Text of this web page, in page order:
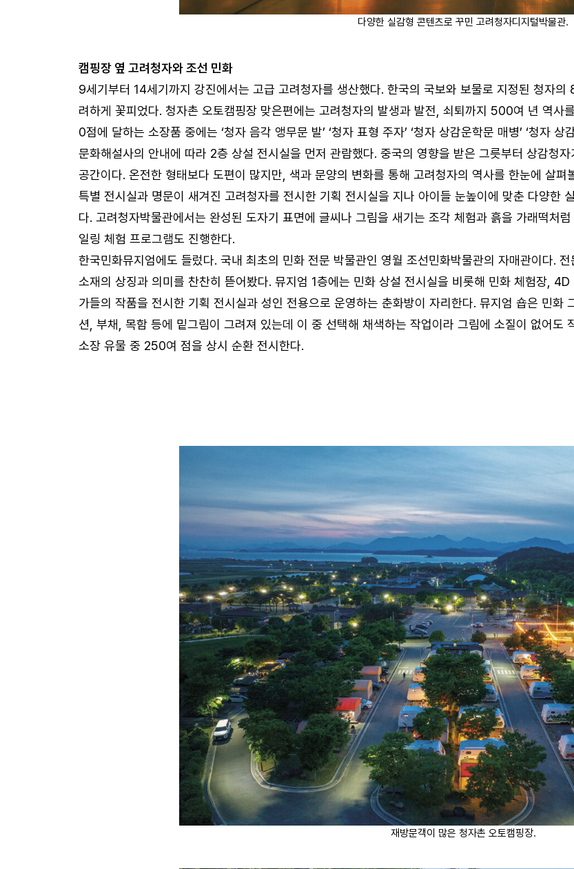
다양한 실감형 콘텐츠로 꾸민 고려청자디지털박물관.
캠핑장 옆 고려청자와 조선 민화
9세기부터 14세기까지 강진에서는 고급 고려청자를 생산했다. 한국의 국보와 보물로 지정된 청자
려하게 꽃피었다. 청자촌 오토캠핑장 맞은편에는 고려청자의 발생과 발전, 쇠퇴까지 500여 년 역
0점에 달하는 소장품 중에는 ‘청자 음각 앵무문 발’ ‘청자 표형 주자’ ‘청자 상감운학문 매병’ ‘청자
문화해설사의 안내에 따라 2층 상설 전시실을 먼저 관람했다. 중국의 영향을 받은 그릇부터 상감청
공간이다. 온전한 형태보다 도편이 많지만, 색과 문양의 변화를 통해 고려청자의 역사를 한눈에 살
특별 전시실과 명문이 새겨진 고려청자를 전시한 기획 전시실을 지나 아이들 눈높이에 맞춘 다양한
다. 고려청자박물관에서는 완성된 도자기 표면에 글씨나 그림을 새기는 조각 체험과 흙을 가래떡처
일링 체험 프로그램도 진행한다.
한국민화뮤지엄에도 들렀다. 국내 최초의 민화 전문 박물관인 영월 조선민화박물관의 자매관이다.
소재의 상징과 의미를 찬찬히 뜯어봤다. 뮤지엄 1층에는 민화 상설 전시실을 비롯해 민화 체험장,
가들의 작품을 전시한 기획 전시실과 성인 전용으로 운영하는 춘화방이 자리한다. 뮤지엄 숍은 민화
션, 부채, 목함 등에 밑그림이 그려져 있는데 이 중 선택해 채색하는 작업이라 그림에 소질이 없어도
소장 유물 중 250여 점을 상시 순환 전시한다.
재방문객이 많은 청자촌 오토캠핑장.